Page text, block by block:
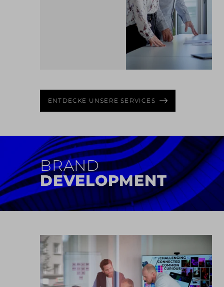
MEHR ERFAHREN
ENTDECKE UNSERE SERVICES
BRAND
IDENTITY